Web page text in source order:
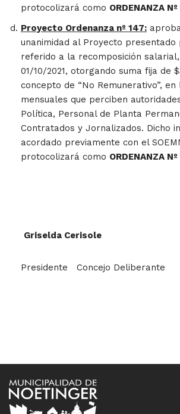
protocolizará como ORDENANZA
Proyecto Ordenanza nº 147:
unanimidad al Proyecto presentado
referido a la recomposición
01/10/2021, otorgando suma fija de
concepto de “No Remunerativo”,
mensuales que perciben
Política, Personal de Planta
Contratados y Jornalizados. Dicho
acordado previamente con el
protocolizará como ORDENANZA
Griselda Cerisole
Presidente Concejo Deliberante